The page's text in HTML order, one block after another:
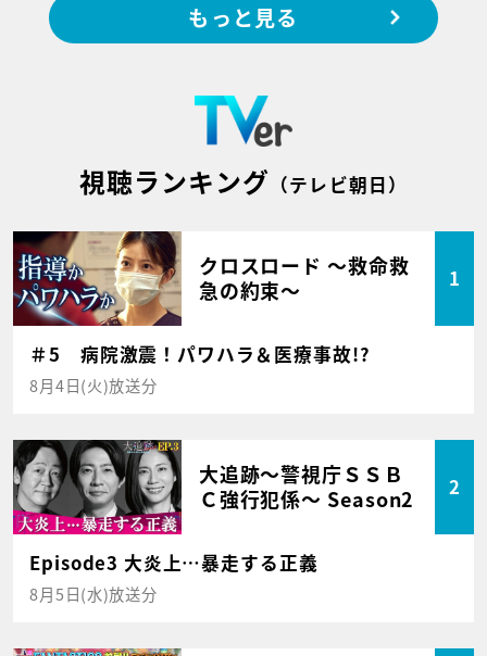
もっと見る
視聴ランキング （テレビ朝日）
クロスロード ～救命救
急の約束～
1
＃5 病院激震！パワハラ＆医療事故!?
8月4日(火)放送分
大追跡～警視庁ＳＳＢ
Ｃ強行犯係～ Season2
2
Episode3 大炎上…暴走する正義
8月5日(水)放送分